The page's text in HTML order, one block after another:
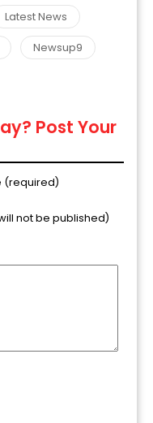
Latest News
Newsup9
Post Your
(required)
not be published)